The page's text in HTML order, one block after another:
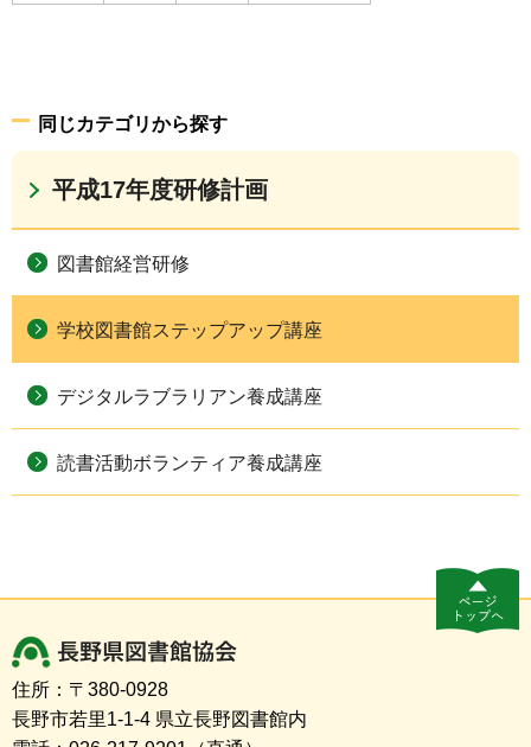
同じカテゴリから探す
平成17年度研修計画
図書館経営研修
学校図書館ステップアップ講座
デジタルラブラリアン養成講座
読書活動ボランティア養成講座
住所：〒380-0928
長野市若里1-1-4 県立長野図書館内